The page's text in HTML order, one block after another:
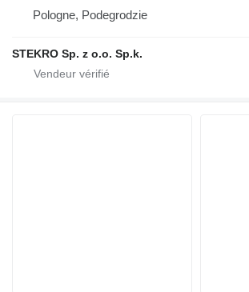
Pologne, Podegrodzie
STEKRO Sp. z o.o. Sp.k.